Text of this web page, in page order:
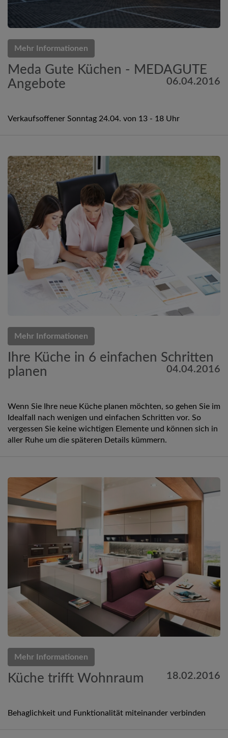
Mehr Informationen
Meda Gute Küchen - MEDAGUTE
Angebote
06.04.2016
Verkaufsoffener Sonntag 24.04. von 13 - 18 Uhr
Mehr Informationen
Ihre Küche in 6 einfachen Schritten
planen
04.04.2016
Wenn Sie Ihre neue Küche planen möchten, so gehen Sie im
Idealfall nach wenigen und einfachen Schritten vor. So
vergessen Sie keine wichtigen Elemente und können sich in
aller Ruhe um die späteren Details kümmern.
Mehr Informationen
Küche trifft Wohnraum 18.02.2016
Behaglichkeit und Funktionalität miteinander verbinden